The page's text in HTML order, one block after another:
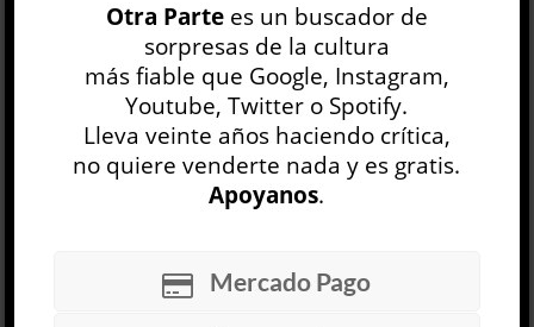
centro de Buenos Aires y me lo encontré
entrevistando en público a Eduardo Lago, el
brillante autor de Llámame Brooklyn (2006). E...
LEER MÁS
Otra Partees un buscador de
sorpresas de la cultura
más fiable que Google, Instagram,
Youtube, Twitter o Spotify.
Lleva veinte años haciendo crítica,
no quiere venderte nada y es gratis.
Apoyanos.
Mercado Pago